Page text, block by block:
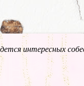
интересных